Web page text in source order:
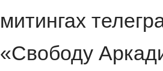
митингах
«Свободу